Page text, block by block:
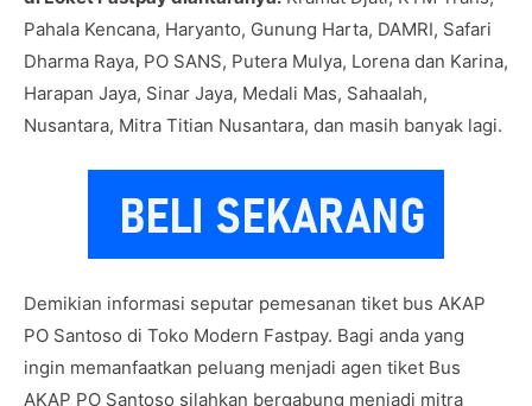
Pahala Kencana, Haryanto, Gunung Harta, DAMRI, Safari
Dharma Raya, PO SANS, Putera Mulya, Lorena dan Karina,
Harapan Jaya, Sinar Jaya, Medali Mas, Sahaalah,
Nusantara, Mitra Titian Nusantara, dan masih banyak lagi.
Demikian informasi seputar pemesanan tiket bus AKAP
PO Santoso di Toko Modern Fastpay. Bagi anda yang
ingin memanfaatkan peluang menjadi agen tiket Bus
AKAP PO Santoso silahkan bergabung menjadi mitra